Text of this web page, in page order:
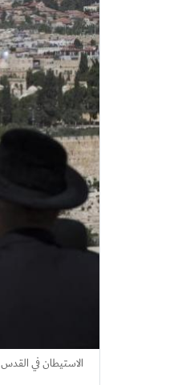
الاستيطان في القدس